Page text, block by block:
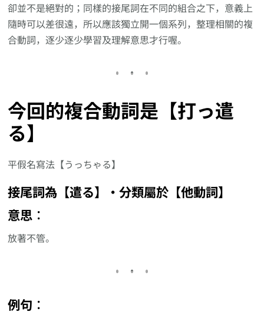
卻並不是絕對的；同樣的接尾詞在不同的組合之下，意義上
隨時可以差很遠，所以應該獨立開一個系列，整理相關的複
合動詞，逐少逐少學習及理解意思才行喔。
今回的複合動詞是【打っ遣
る】
平假名寫法【うっちゃる】
接尾詞為【遣る】‧分類屬於【他動詞】
意思︰
放著不管。
例句︰